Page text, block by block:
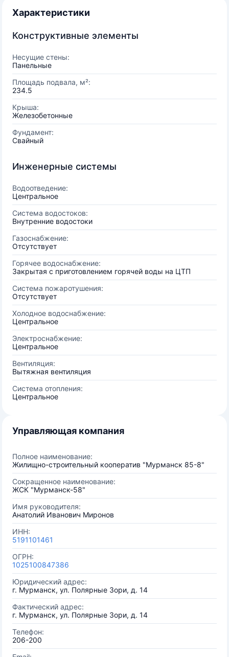
Характеристики
Конструктивные элементы
Несущие стены:
Панельные
Площадь подвала, м²:
234.5
Крыша:
Железобетонные
Фундамент:
Свайный
Инженерные системы
Водоотведение:
Центральное
Система водостоков:
Внутренние водостоки
Газоснабжение:
Отсутствует
Горячее водоснабжение:
Закрытая с приготовлением горячей воды на ЦТП
Система пожаротушения:
Отсутствует
Холодное водоснабжение:
Центральное
Электроснабжение:
Центральное
Вентиляция:
Вытяжная вентиляция
Система отопления:
Центральное
Управляющая компания
Полное наименование:
Жилищно-строительный кооператив "Мурманск 85-8"
Сокращенное наименование:
ЖСК "Мурманск-58"
Имя руководителя:
Анатолий Иванович Миронов
ИНН:
5191101461
ОГРН:
1025100847386
Юридический адрес:
г. Мурманск, ул. Полярные Зори, д. 14
Фактический адрес:
г. Мурманск, ул. Полярные Зори, д. 14
Телефон:
206-200